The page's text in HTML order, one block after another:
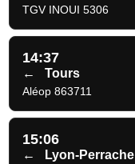
TGV INOUI 5306
14:37
← Tours
Aléop 863711
15:06
← Lyon-Perrache